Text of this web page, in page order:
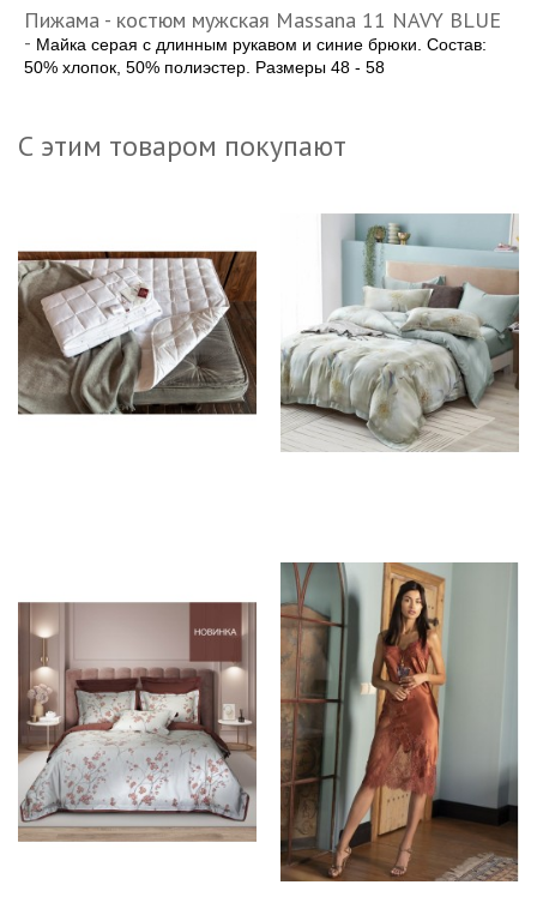
Пижама - костюм мужская Massana 11 NAVY BLUE
- Майка серая с длинным рукавом и синие брюки. Состав:
50% хлопок, 50% полиэстер. Размеры 48 - 58
С этим товаром покупают